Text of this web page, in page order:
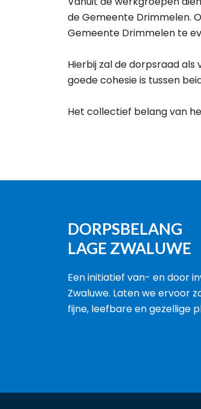
de Gemeente Drimmelen.
Gemeente Drimmelen te
Hierbij zal de dorpsraad
goede cohesie is tussen
Het collectief belang van
DORPSBELANG
LAGE ZWALUWE
Een initiatief van- en door
Zwaluwe. Laten we ervoor
fijne, leefbare en gezellige